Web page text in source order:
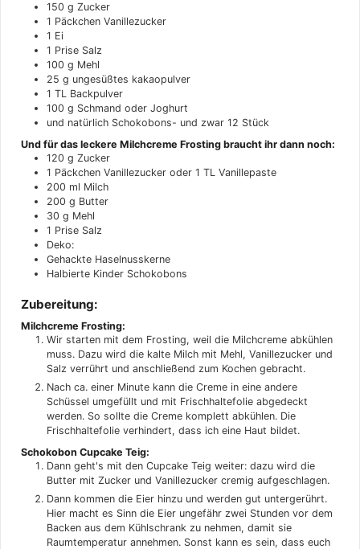
150 g Zucker
1 Päckchen Vanillezucker
1 Ei
1 Prise Salz
100 g Mehl
25 g ungesüßtes kakaopulver
1 TL Backpulver
100 g Schmand oder Joghurt
und natürlich Schokobons- und zwar 12 Stück
Und für das leckere Milchcreme Frosting braucht ihr dann noch:
120 g Zucker
1 Päckchen Vanillezucker oder 1 TL Vanillepaste
200 ml Milch
200 g Butter
30 g Mehl
1 Prise Salz
Deko:
Gehackte Haselnusskerne
Halbierte Kinder Schokobons
Zubereitung:
Milchcreme Frosting:
Wir starten mit dem Frosting, weil die Milchcreme abkühlen
muss. Dazu wird die kalte Milch mit Mehl, Vanillezucker und
Salz verrührt und anschließend zum Kochen gebracht.
Nach ca. einer Minute kann die Creme in eine andere
Schüssel umgefüllt und mit Frischhaltefolie abgedeckt
werden. So sollte die Creme komplett abkühlen. Die
Frischhaltefolie verhindert, dass ich eine Haut bildet.
Schokobon Cupcake Teig:
Dann geht's mit den Cupcake Teig weiter: dazu wird die
Butter mit Zucker und Vanillezucker cremig aufgeschlagen.
Dann kommen die Eier hinzu und werden gut untergerührt.
Hier macht es Sinn die Eier ungefähr zwei Stunden vor dem
Backen aus dem Kühlschrank zu nehmen, damit sie
Raumtemperatur annehmen. Sonst kann es sein, dass euch